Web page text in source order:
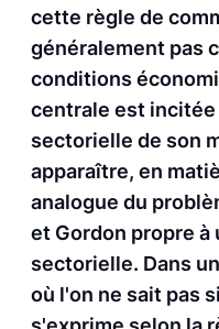
cette règle de
généralement pas
conditions
centrale est
sectorielle de son
apparaître, en
analogue du
et Gordon propre
sectorielle. Dans
où l'on ne sait pas